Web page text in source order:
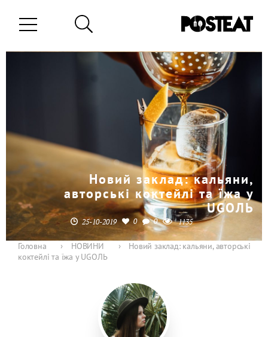
Новий заклад: кальяни,
авторські коктейлі та їжа у
UGOЛЬ
25-10-2019 0 0 1135
Головна › НОВИНИ ›
Новий заклад: кальяни, авторські
коктейлі та їжа у UGOЛЬ